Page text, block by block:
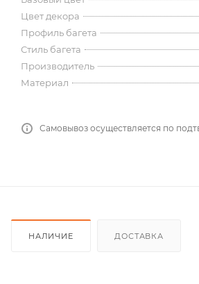
Цвет декора
Профиль багета
Стиль багета
Производитель
Материал
Самовывоз осуществляется по
НАЛИЧИЕ ДОСТАВКА